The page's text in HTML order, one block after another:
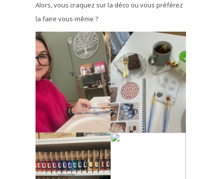
Alors, vous craquez sur la déco ou vous préférez
la faire vous-même ?